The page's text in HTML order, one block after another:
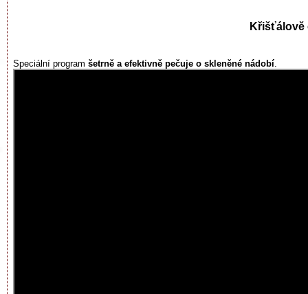
Křišťálově
Speciální program šetrně a efektivně pečuje o skleněné nádobí